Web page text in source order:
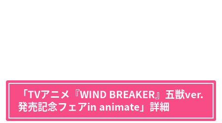
「TVアニメ『WIND BREAKER』五獣ver.
発売記念フェアin animate」詳細